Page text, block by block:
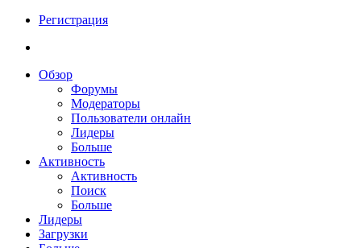
Регистрация
Обзор
Форумы
Модераторы
Пользователи онлайн
Лидеры
Больше
Активность
Активность
Поиск
Больше
Лидеры
Загрузки